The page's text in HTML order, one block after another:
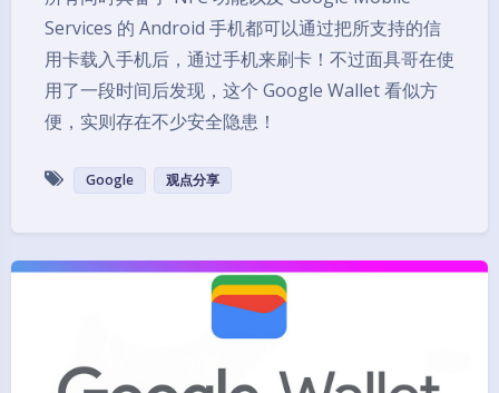
Services 的 Android 手机都可以通过把所支持的信
用卡载入手机后，通过手机来刷卡！不过面具哥在使
用了一段时间后发现，这个 Google Wallet 看似方
便，实则存在不少安全隐患！
Google 观点分享